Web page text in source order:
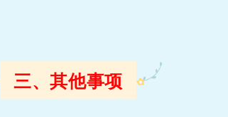
三、其他事项